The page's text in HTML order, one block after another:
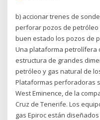
b) accionar trenes de
perforar pozos de petróleo
buen estado los pozos de
Una plataforma petrolífera
estructura de grandes
petróleo y gas natural de
Plataformas perforadoras
West Eminence, de la
Cruz de Tenerife. Los
gas Epiroc están